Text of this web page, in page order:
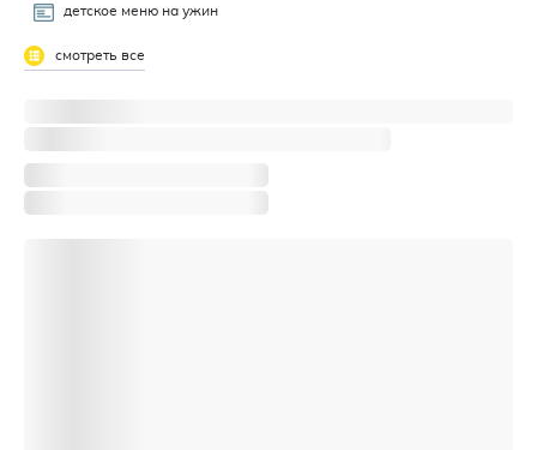
детское меню на ужин
смотреть все